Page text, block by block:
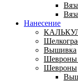
Нанесение
Вышивка
Шевроны
Шевроны